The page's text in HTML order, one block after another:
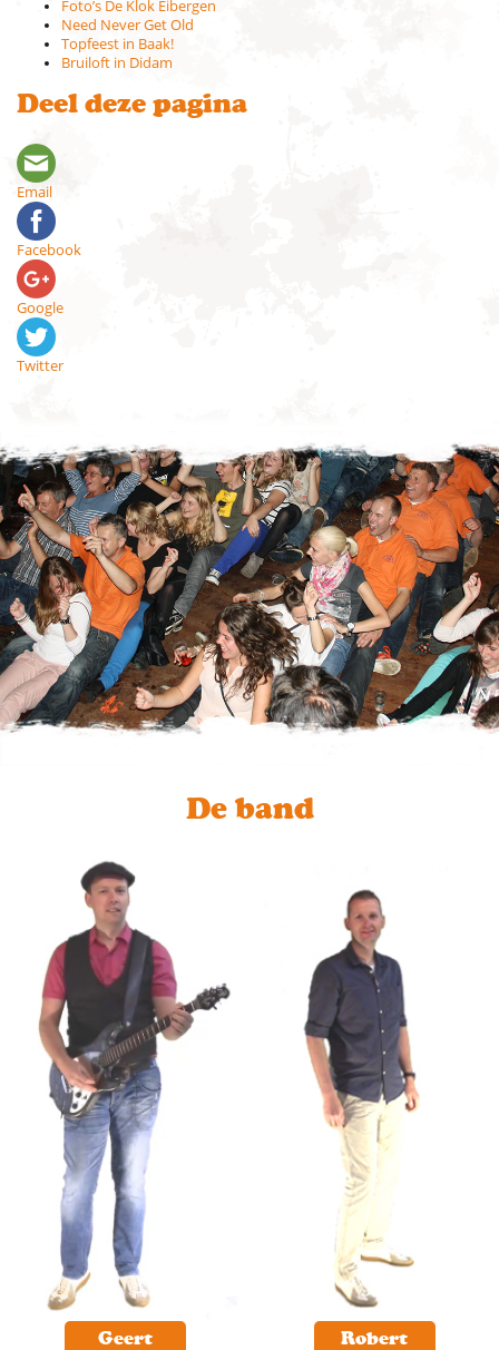
Foto’s De Klok Eibergen
Need Never Get Old
Topfeest in Baak!
Bruiloft in Didam
Deel deze pagina
Email
Facebook
Google
Twitter
De band
Geert Robert